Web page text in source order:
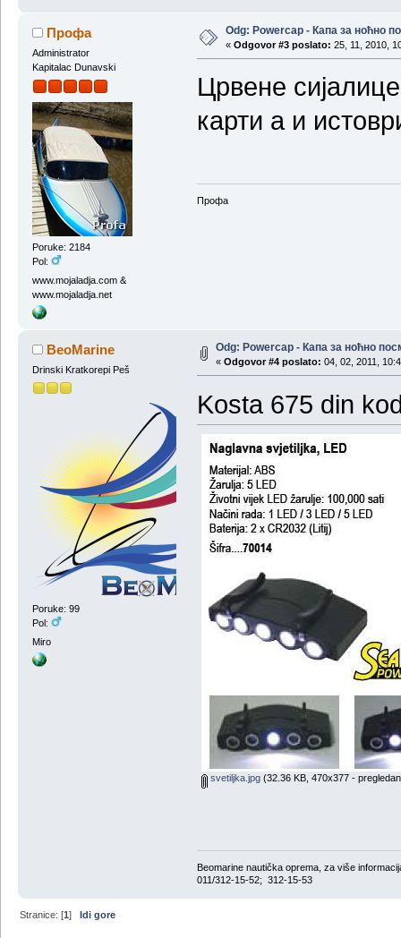
Профа
Administrator
Kapitalac Dunavski
Poruke: 2184
Pol:
www.mojaladja.com &
www.mojaladja.net
Odg: Powercap - Капа за ноћно
« Odgovor #3 poslato: 25, 11, 2010,
Црвене
карти а и
Профа
BeoMarine
Drinski Kratkorepi Peš
Poruke: 99
Pol:
Miro
Odg: Powercap - Капа за ноћно
« Odgovor #4 poslato: 04, 02, 2011,
Kosta 675 din
svetiljka.jpg(32.36 KB, 470x377 -
Beomarine nautička oprema, za više
011/312-15-52; 312-15-53
Stranice: [1]Idi gore